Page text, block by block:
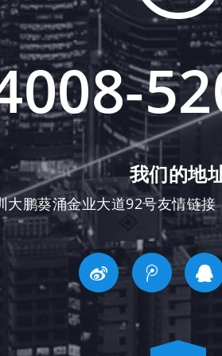
我们的地
大鹏葵涌金业大道92号友情链接